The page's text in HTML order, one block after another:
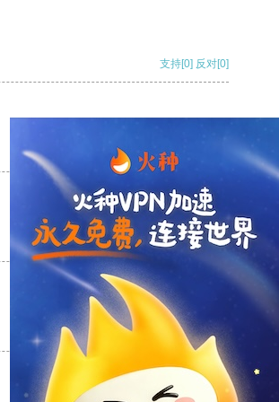
支持[0] 反对[0]
支持
支持[0] 反对[0]
支持[0] 反对[0]